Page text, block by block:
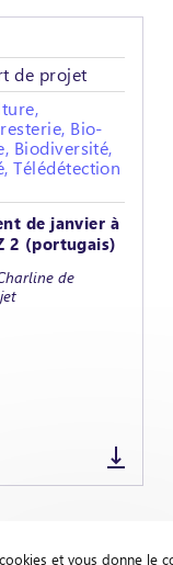
de projet
Bio-
Biodiversité,
Télédétection
de janvier à
2 (portugais)
de
et vous donne le